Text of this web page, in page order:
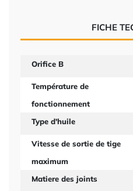
FICHE
Orifice B
Température de
fonctionnement
Type d'huile
Vitesse de sortie de tige
maximum
Matiere des joints